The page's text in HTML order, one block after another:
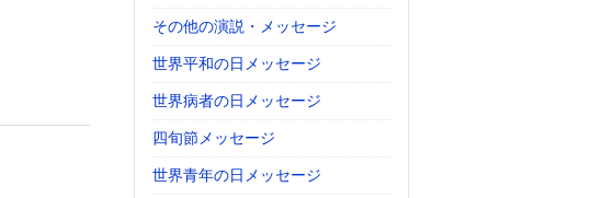
その他の演説・メッセージ
世界平和の日メッセージ
世界病者の日メッセージ
四旬節メッセージ
世界青年の日メッセージ